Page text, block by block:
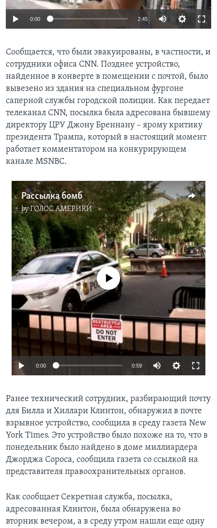
0:00 2:45
Сообщается, что были эвакуированы, в частности, и
сотрудники офиса CNN. Позднее устройство,
найденное в конверте в помещении с почтой, было
вывезено из здания на специальном фургоне
саперной службы городской полиции. Как передает
телеканал CNN, посылка была адресована бывшему
директору ЦРУ Джону Бреннану – ярому критику
президента Трампа, который в настоящий момент
работает комментатором на конкурирующем
канале MSNBC.
Рассылка бомб
byГОЛОС АМЕРИКИ
No media source currently available
0:00 0:59
Ранее технический сотрудник, разбирающий почту
для Билла и Хиллари Клинтон, обнаружил в почте
взрывное устройство, сообщила в среду газета New
York Times. Это устройство было похоже на то, что в
понедельник было найдено в доме миллиардера
Джорджа Сороса, сообщила газета со ссылкой на
представителя правоохранительных органов.
Как сообщает Секретная служба, посылка,
адресованная Клинтон, была обнаружена во
вторник вечером, а в среду утром нашли еще одну